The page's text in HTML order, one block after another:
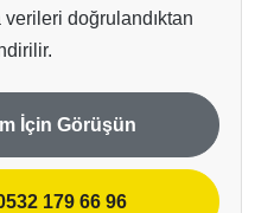
doğrulandıktan
İçin Görüşün
179 66 96